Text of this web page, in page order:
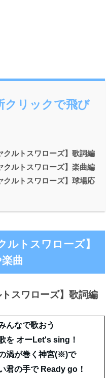
クリックで飛び
クルトスワローズ】歌詞編
クルトスワローズ】楽曲編
クルトスワローズ】球場応
ルトスワローズ】
曲
スワローズ】歌詞編
んなで歌おう
を オーLet's sing！
渦が巻く神宮(※)で
君の手で Ready go！